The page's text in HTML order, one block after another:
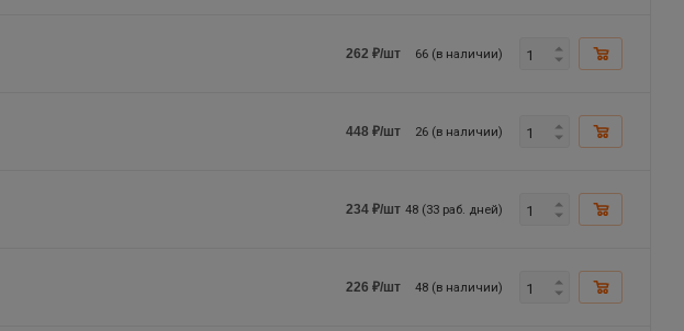
262 ₽/шт 66 (в наличии)
448 ₽/шт 26 (в наличии)
234 ₽/шт 48 (33 раб. дней)
226 ₽/шт 48 (в наличии)